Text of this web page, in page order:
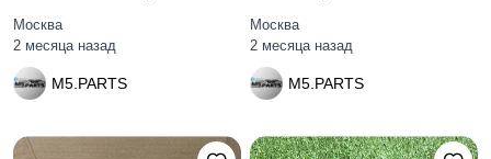
Москва
2 месяца назад
M5.PARTS
Москва
2 месяца назад
M5.PARTS